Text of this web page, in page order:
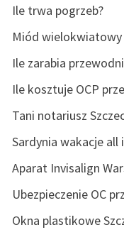
Ile trwa pogrzeb?
Miód
Ile zarabia
Ile kosztuje OCP
Tani notariusz
Sardynia wakacje all
Aparat Invisalign
Ubezpieczenie OC
Okna plastikowe